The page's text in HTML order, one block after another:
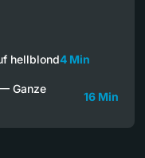
hellblond4 Min
Ganze
16 Min